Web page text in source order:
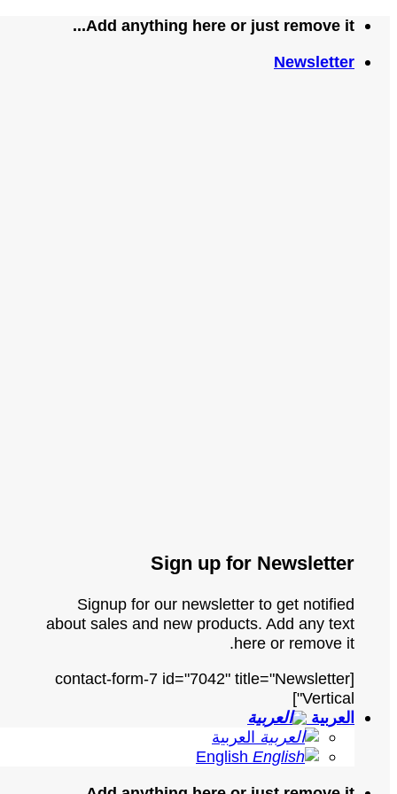
تخطيAdd anything here or just remove it...
Newsletter
Sign up for Newsletter
Signup for our newsletter to get notified
about sales and new products. Add any text
here or remove it.
[contact-form-7 id="7042" title="Newsletter
Vertical"]
العربية
العربية